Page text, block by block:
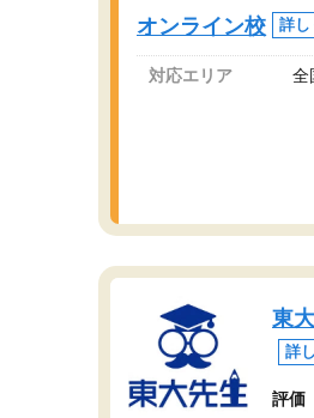
お願いしました。来
っています。
オンライン校 詳し
対応エリア 全
東
詳
評価